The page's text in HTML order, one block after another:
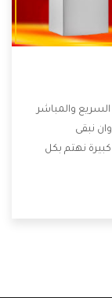
والمباشر
نبقى
نهتم بكل
من أهم